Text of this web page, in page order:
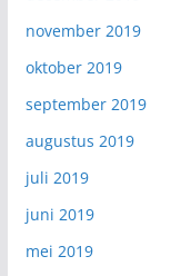
november 2019
oktober 2019
september 2019
augustus 2019
juli 2019
juni 2019
mei 2019